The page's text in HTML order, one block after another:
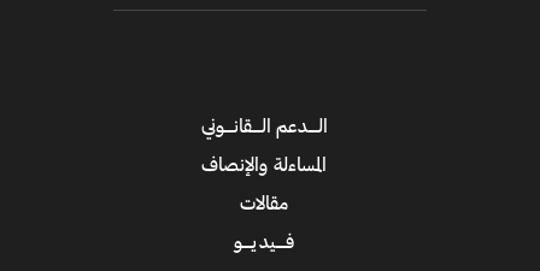
الــــدعم الــــقانــــوني
المساءلة والإنصاف
مقالات
فــــيديــــو